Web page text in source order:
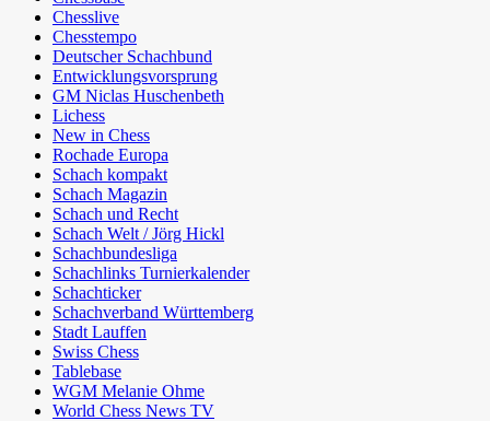
Chesslive
Chesstempo
Deutscher Schachbund
Entwicklungsvorsprung
GM Niclas Huschenbeth
Lichess
New in Chess
Rochade Europa
Schach kompakt
Schach Magazin
Schach und Recht
Schach Welt / Jörg Hickl
Schachbundesliga
Schachlinks Turnierkalender
Schachticker
Schachverband Württemberg
Stadt Lauffen
Swiss Chess
Tablebase
WGM Melanie Ohme
World Chess News TV